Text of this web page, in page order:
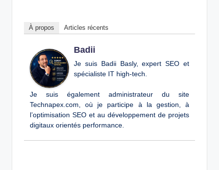
À propos Articles récents
Badii
Je suis Badii Basly, expert SEO et
spécialiste IT high-tech.
Je suis également administrateur du site
Technapex.com, où je participe à la gestion, à
l’optimisation SEO et au développement de projets
digitaux orientés performance.